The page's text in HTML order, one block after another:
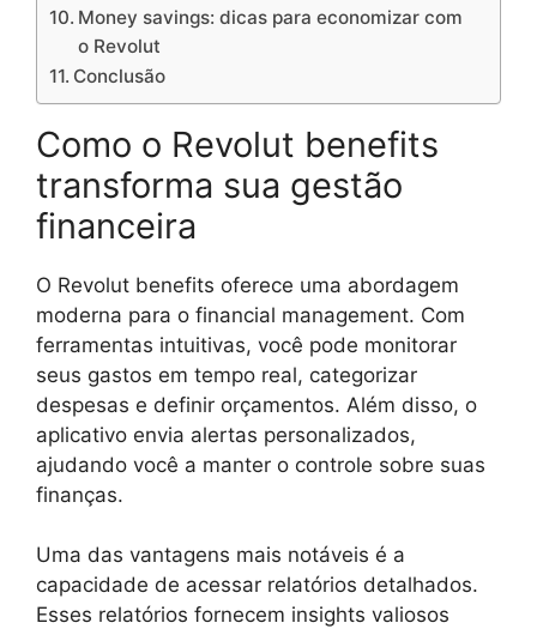
Money savings: dicas para economizar com
o Revolut
Conclusão
Como o Revolut benefits
transforma sua gestão
financeira
O Revolut benefits oferece uma abordagem
moderna para o financial management. Com
ferramentas intuitivas, você pode monitorar
seus gastos em tempo real, categorizar
despesas e definir orçamentos. Além disso, o
aplicativo envia alertas personalizados,
ajudando você a manter o controle sobre suas
finanças.
Uma das vantagens mais notáveis é a
capacidade de acessar relatórios detalhados.
Esses relatórios fornecem insights valiosos